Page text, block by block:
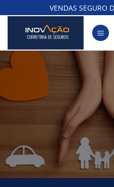
to
content
VENDAS SEGURO